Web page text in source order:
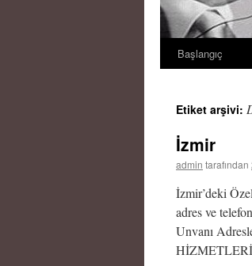
İçeriğe
Başlangıç
Etiket arşivi:
İzmir
admin tarafından
İzmir’deki
adres ve
Unvanı